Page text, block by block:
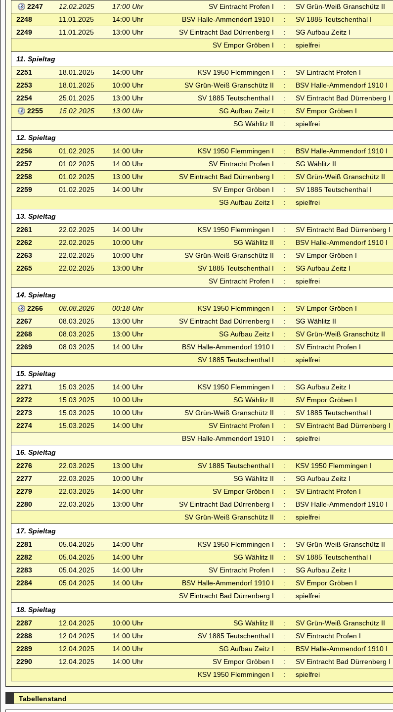
2247
12.02.2025 17:00 Uhr SV Eintracht Profen I : SV Grün-Weiß Granschütz II
2248
11.01.2025 14:00 Uhr BSV Halle-Ammendorf 1910 I : SV 1885 Teutschenthal I
2249
11.01.2025 13:00 Uhr SV Eintracht Bad Dürrenberg I : SG Aufbau Zeitz I
SV Empor Gröben I
:
spielfrei
11. Spieltag
2251
18.01.2025 14:00 Uhr KSV 1950 Flemmingen I : SV Eintracht Profen I
2253
18.01.2025 10:00 Uhr SV Grün-Weiß Granschütz II : BSV Halle-Ammendorf 1910 I
2254
25.01.2025 13:00 Uhr SV 1885 Teutschenthal I : SV Eintracht Bad Dürrenberg I
2255
15.02.2025 13:00 Uhr SG Aufbau Zeitz I : SV Empor Gröben I
SG Wählitz II
:
spielfrei
12. Spieltag
2256
01.02.2025 14:00 Uhr KSV 1950 Flemmingen I : BSV Halle-Ammendorf 1910 I
2257
01.02.2025 14:00 Uhr SV Eintracht Profen I : SG Wählitz II
2258
01.02.2025 13:00 Uhr SV Eintracht Bad Dürrenberg I : SV Grün-Weiß Granschütz II
2259
01.02.2025 14:00 Uhr SV Empor Gröben I : SV 1885 Teutschenthal I
SG Aufbau Zeitz I
:
spielfrei
13. Spieltag
2261
22.02.2025 14:00 Uhr KSV 1950 Flemmingen I : SV Eintracht Bad Dürrenberg I
2262
22.02.2025 10:00 Uhr SG Wählitz II : BSV Halle-Ammendorf 1910 I
2263
22.02.2025 10:00 Uhr SV Grün-Weiß Granschütz II : SV Empor Gröben I
2265
22.02.2025 13:00 Uhr SV 1885 Teutschenthal I : SG Aufbau Zeitz I
SV Eintracht Profen I
:
spielfrei
14. Spieltag
2266
08.08.2026 00:18 Uhr KSV 1950 Flemmingen I : SV Empor Gröben I
2267
08.03.2025 13:00 Uhr SV Eintracht Bad Dürrenberg I : SG Wählitz II
2268
08.03.2025 13:00 Uhr SG Aufbau Zeitz I : SV Grün-Weiß Granschütz II
2269
08.03.2025 14:00 Uhr BSV Halle-Ammendorf 1910 I : SV Eintracht Profen I
SV 1885 Teutschenthal I
:
spielfrei
15. Spieltag
2271
15.03.2025 14:00 Uhr KSV 1950 Flemmingen I : SG Aufbau Zeitz I
2272
15.03.2025 10:00 Uhr SG Wählitz II : SV Empor Gröben I
2273
15.03.2025 10:00 Uhr SV Grün-Weiß Granschütz II : SV 1885 Teutschenthal I
2274
15.03.2025 14:00 Uhr SV Eintracht Profen I : SV Eintracht Bad Dürrenberg I
BSV Halle-Ammendorf 1910 I
:
spielfrei
16. Spieltag
2276
22.03.2025 13:00 Uhr SV 1885 Teutschenthal I : KSV 1950 Flemmingen I
2277
22.03.2025 10:00 Uhr SG Wählitz II : SG Aufbau Zeitz I
2279
22.03.2025 14:00 Uhr SV Empor Gröben I : SV Eintracht Profen I
2280
22.03.2025 13:00 Uhr SV Eintracht Bad Dürrenberg I : BSV Halle-Ammendorf 1910 I
SV Grün-Weiß Granschütz II
:
spielfrei
17. Spieltag
2281
05.04.2025 14:00 Uhr KSV 1950 Flemmingen I : SV Grün-Weiß Granschütz II
2282
05.04.2025 14:00 Uhr SG Wählitz II : SV 1885 Teutschenthal I
2283
05.04.2025 14:00 Uhr SV Eintracht Profen I : SG Aufbau Zeitz I
2284
05.04.2025 14:00 Uhr BSV Halle-Ammendorf 1910 I : SV Empor Gröben I
SV Eintracht Bad Dürrenberg I
:
spielfrei
18. Spieltag
2287
12.04.2025 10:00 Uhr SG Wählitz II : SV Grün-Weiß Granschütz II
2288
12.04.2025 14:00 Uhr SV 1885 Teutschenthal I : SV Eintracht Profen I
2289
12.04.2025 14:00 Uhr SG Aufbau Zeitz I : BSV Halle-Ammendorf 1910 I
2290
12.04.2025 14:00 Uhr SV Empor Gröben I : SV Eintracht Bad Dürrenberg I
KSV 1950 Flemmingen I
: spielfrei
Tabellenstand